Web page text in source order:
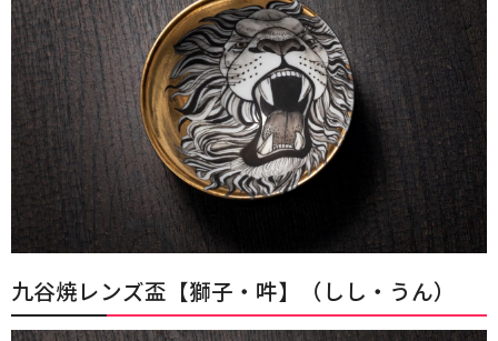
九谷焼レンズ盃【獅子・吽】（しし・うん）